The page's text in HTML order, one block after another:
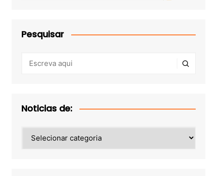
Pesquisar
Noticias de:
de: